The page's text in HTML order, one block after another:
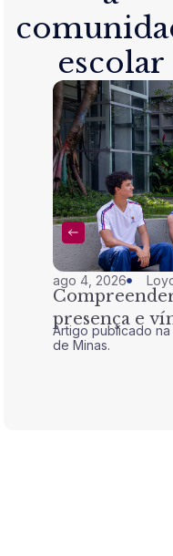
escolar
ago 4, 2026
presença e
Artigo publicado
de Minas.